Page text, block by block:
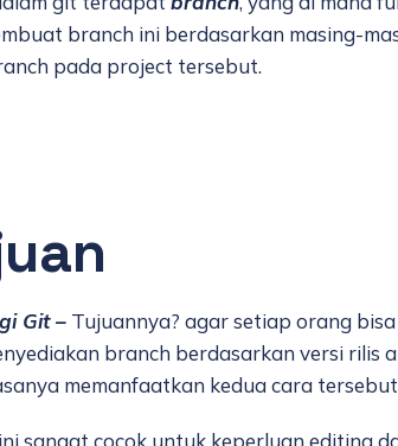
branch ini berdasarkan masing-
pada project tersebut.
Git – Tujuannya? agar setiap orang
branch berdasarkan versi rilis
memanfaatkan kedua cara